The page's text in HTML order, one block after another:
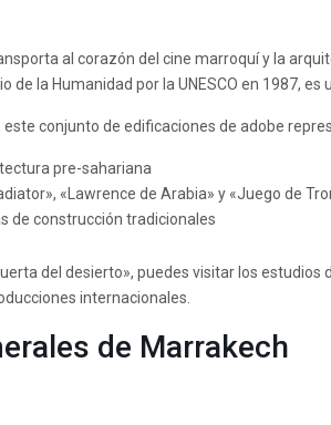
al corazón del cine marroquí y la
de la Humanidad por la UNESCO en 1987, es
conjunto de edificaciones de adobe
pre-sahariana
«Lawrence de Arabia» y «Juego de
de construcción tradicionales
del desierto», puedes visitar los estudios
internacionales.
de Marrakech